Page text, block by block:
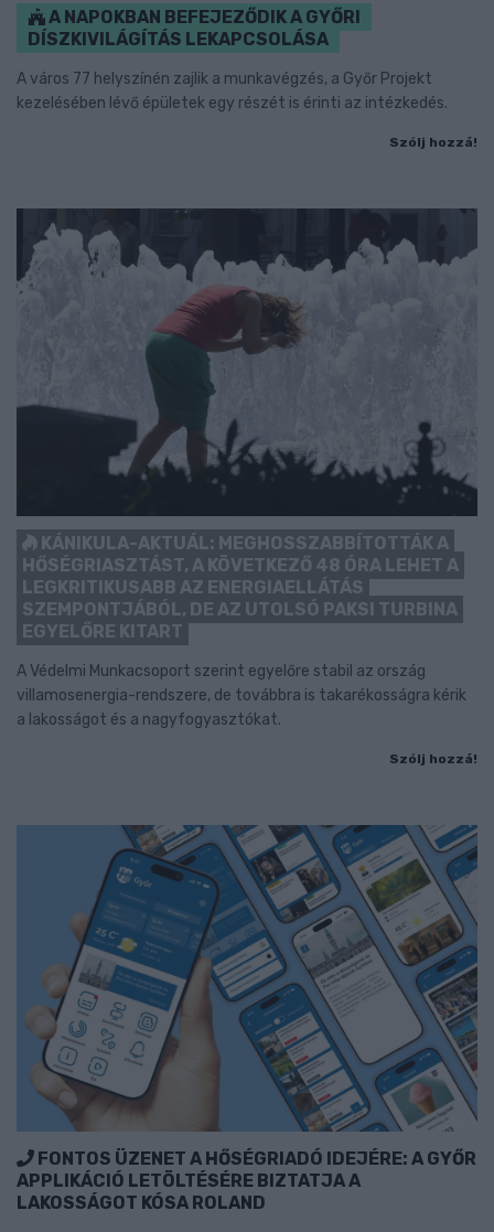
A NAPOKBAN BEFEJEZŐDIK A GYŐRI
DÍSZKIVILÁGÍTÁS LEKAPCSOLÁSA
A város 77 helyszínén zajlik a munkavégzés, a Győr Projekt
kezelésében lévő épületek egy részét is érinti az intézkedés.
Szólj hozzá!
KÁNIKULA-AKTUÁL: MEGHOSSZABBÍTOTTÁK A
HŐSÉGRIASZTÁST, A KÖVETKEZŐ 48 ÓRA LEHET A
LEGKRITIKUSABB AZ ENERGIAELLÁTÁS
SZEMPONTJÁBÓL, DE AZ UTOLSÓ PAKSI TURBINA
EGYELŐRE KITART
A Védelmi Munkacsoport szerint egyelőre stabil az ország
villamosenergia-rendszere, de továbbra is takarékosságra kérik
a lakosságot és a nagyfogyasztókat.
Szólj hozzá!
FONTOS ÜZENET A HŐSÉGRIADÓ IDEJÉRE: A GYŐR
APPLIKÁCIÓ LETÖLTÉSÉRE BIZTATJA A
LAKOSSÁGOT KÓSA ROLAND